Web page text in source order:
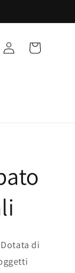
Accedi Carrello
di